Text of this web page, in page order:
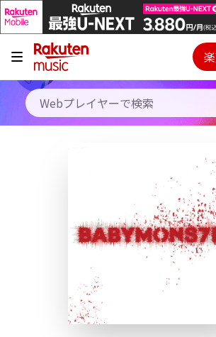
キャンペーン
料金プラン
使い方 ご契